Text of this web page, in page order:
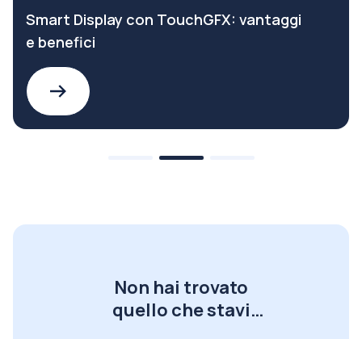
Smart Display con TouchGFX: vantaggi
e benefici
Non hai trovato
quello che stavi